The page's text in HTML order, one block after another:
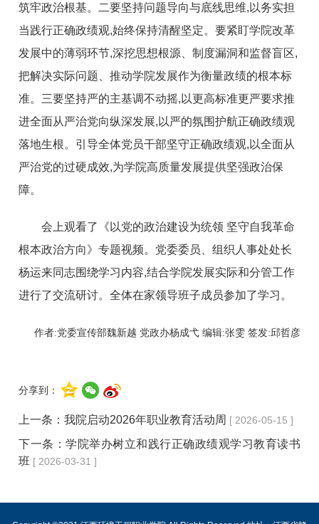
筑牢政治根基。二要坚持问题导向与底线思维,以务实担
当践行正确政绩观,始终保持清醒坚定。要紧盯学院改革
发展中的薄弱环节,深挖思想根源、制度漏洞和监督盲区,
把解决实际问题、推动学院发展作为衡量政绩的根本标
准。三要坚持严的主基调不动摇,以更高标准更严要求推
进全面从严治党向纵深发展,以严的氛围护航正确政绩观
落地生根。引导全体党员干部坚守正确政绩观,以全面从
严治党的过硬成效,为学院高质量发展提供坚强政治保
障。
会上观看了 《 以党的政治建设为统领 坚守自我革命
根本政治方向》专题视频。党委委员、组织人事处处长
杨运来同志围绕学习内容,结合学院发展实际和分管工作
进行了交流研讨。全体在家领导班子成员参加了学习。
作者:党委宣传部魏新越 党政办杨成弋 编辑:张雯 签发:邱哲彦
分享到：
上一条：我院启动2026年职业教育活动周 [ 2026-05-15 ]
下一条：学院举办树立和践行正确政绩观学习教育读书
班 [ 2026-03-31 ]